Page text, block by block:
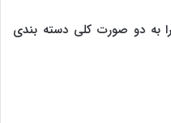
به دو صورت کلی دسته بندی